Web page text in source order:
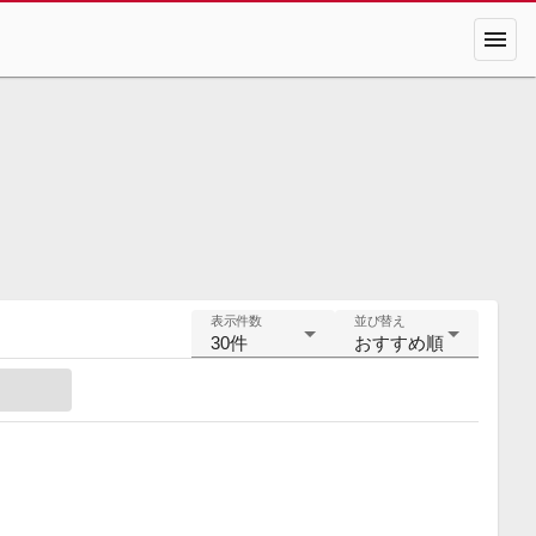
menu
表示件数
30件
並び替え
おすすめ順